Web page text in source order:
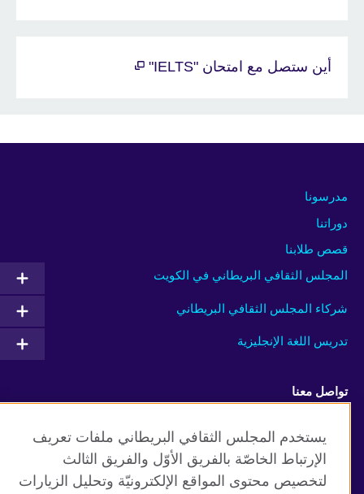
أين ستصل مع امتحان "IELTS"
مدرسونا
دوراتنا
قصص طلابنا
المجلس الثقافي البريطاني في الكويت
شركاء المجلس الثقافي البريطاني
تدريس اللغة الإنجليزية
تواصل معنا
Facebook Instagram
Twitter TikTok
يستخدم المجلس الثقافي البريطاني ملفات تعريف
الإرتباط الخاصّة بالفريق الأوّل والفريق الثالث
لتخصيص محتوى المواقع الإلكترونيّة وتحليل الزيارات